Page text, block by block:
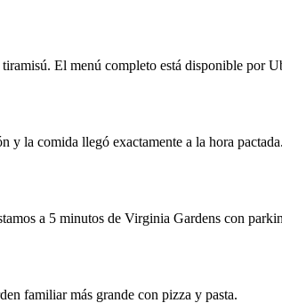
El menú completo está disponible por
y la comida llegó exactamente a la hora pactada.
a 5 minutos de Virginia Gardens con
familiar más grande con pizza y pasta.